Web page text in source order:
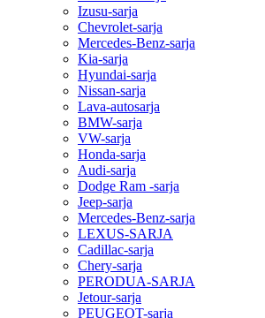
Izusu-sarja
Chevrolet-sarja
Mercedes-Benz-sarja
Kia-sarja
Hyundai-sarja
Nissan-sarja
Lava-autosarja
BMW-sarja
VW-sarja
Honda-sarja
Audi-sarja
Dodge Ram -sarja
Jeep-sarja
Mercedes-Benz-sarja
LEXUS-SARJA
Cadillac-sarja
Chery-sarja
PERODUA-SARJA
Jetour-sarja
PEUGEOT-sarja